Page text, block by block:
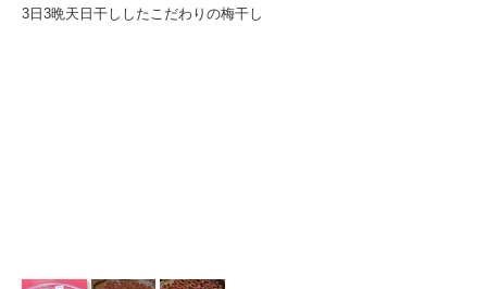
3日3晩天日干ししたこだわりの梅干し